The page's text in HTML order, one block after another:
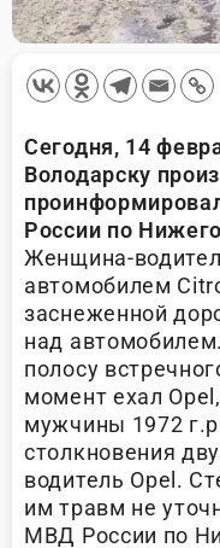
Сегодня, 14
Володарску
России по
Женщина-
автомобилем
заснеженной
над
полосу
момент ехал
мужчины 1972
столкновения
водитель Opel.
им травм не
МВД России по